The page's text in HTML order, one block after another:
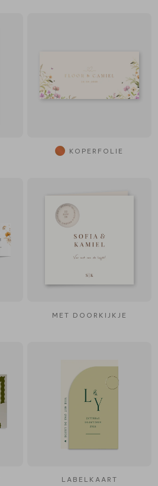
KOPERFOLIE
MET DOORKIJKJE
LABELKAART